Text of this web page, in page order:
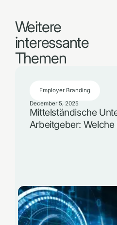
Weitere
interessante
Themen
Employer Branding
December 5, 2025
Mittelständische
Arbeitgeber: Welche